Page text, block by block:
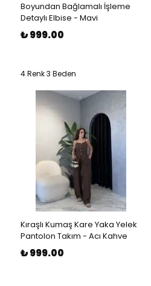
Boyundan Bağlamalı İşleme
Detaylı Elbise - Mavi
₺ 999.00
4 Renk 3 Beden
Kıraşlı Kumaş Kare Yaka Yelek
Pantolon Takım - Acı Kahve
₺ 999.00